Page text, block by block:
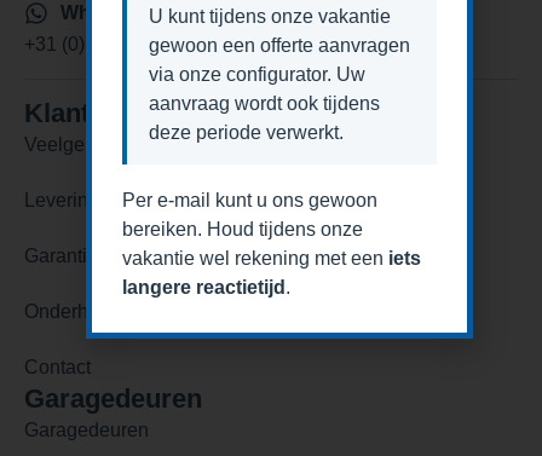
Whatsapp
+31 (0)6 42384442
Klantenservice
Veelgestelde vragen
Levering en levertijden
Garantie
Onderhoud en reparatie
Contact
Garagedeuren
Garagedeuren
U kunt tijdens onze vakantie
gewoon een offerte aanvragen
via onze configurator. Uw
aanvraag wordt ook tijdens
deze periode verwerkt.
Per e-mail kunt u ons gewoon
bereiken. Houd tijdens onze
vakantie wel rekening met een iets
langere reactietijd .